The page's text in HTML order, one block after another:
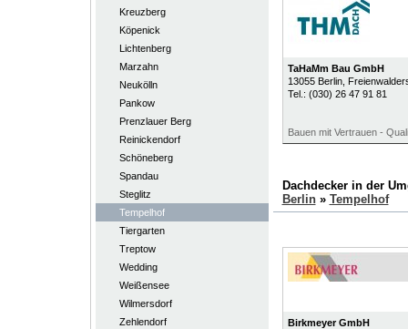
Kreuzberg
Köpenick
Lichtenberg
Marzahn
Neukölln
Pankow
Prenzlauer Berg
Reinickendorf
Schöneberg
Spandau
Steglitz
Tempelhof
Tiergarten
Treptow
Wedding
Weißensee
Wilmersdorf
Zehlendorf
TaHaMm Bau GmbH
13055 Berlin,
Tel.: (030) 26 47 91 81
Bauen mit Vertrauen -
Dachdecker in der
Berlin» Tempelhof
Birkmeyer GmbH